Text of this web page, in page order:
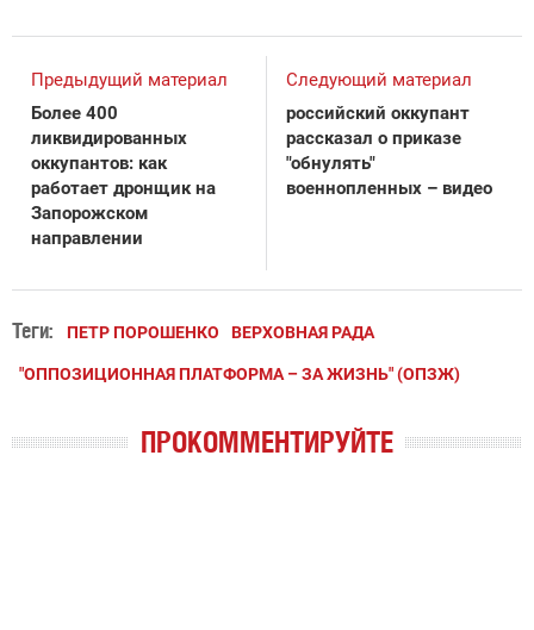
Предыдущий материал
Более 400
ликвидированных
оккупантов: как
работает дронщик на
Запорожском
направлении
Следующий материал
российский оккупант
рассказал о приказе
"обнулять"
военнопленных – видео
Теги: ПЕТР ПОРОШЕНКО ВЕРХОВНАЯ РАДА
"ОППОЗИЦИОННАЯ ПЛАТФОРМА – ЗА ЖИЗНЬ" (ОПЗЖ)
ПРОКОММЕНТИРУЙТЕ